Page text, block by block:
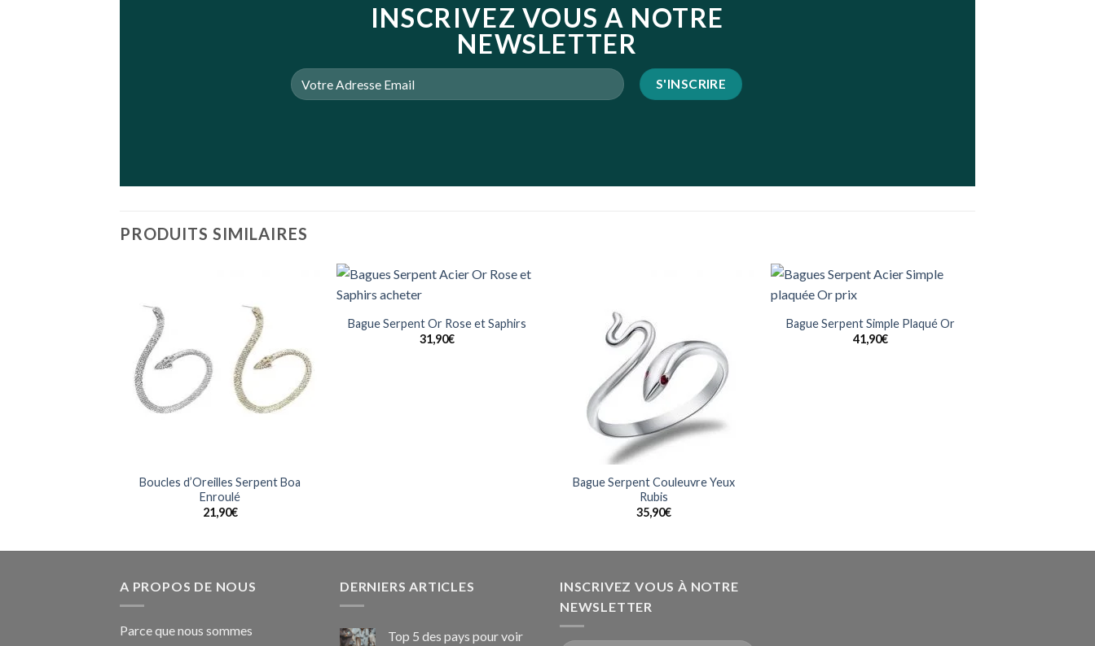
INSCRIVEZ VOUS A NOTRE
NEWSLETTER
PRODUITS SIMILAIRES
Boucles d’Oreilles Serpent Boa
Enroulé
21,90€
à la
wishlist
Bague Serpent Or Rose et Saphirs
31,90€
Bague Serpent Couleuvre Yeux
Rubis
35,90€
à la
wishlist
Bague Serpent Simple Plaqué Or
41,90€
A PROPOS DE NOUS
Parce que nous sommes
DERNIERS ARTICLES
Top 5 des pays pour voir
INSCRIVEZ VOUS À NOTRE
NEWSLETTER